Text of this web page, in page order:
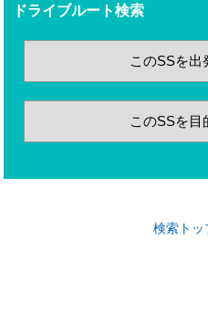
ドライブルート検索
このSSを出
このSSを目
検索トッ